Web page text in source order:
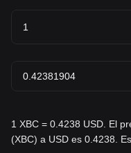
1 XBC = 0.4238 USD. El
(XBC) a USD es 0.4238.